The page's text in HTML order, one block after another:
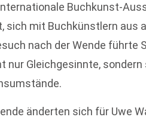
Buchkunst-
sich mit Buchkünstlern aus
nach der Wende führte
nur Gleichgesinnte,
änderten sich für Uwe